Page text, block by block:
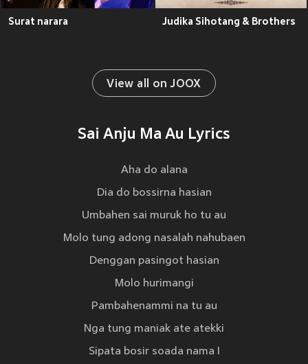
Surat narara Judika Sihotang & Brothers
View all on JOOX
Sai Anju Ma Au Lyrics
Aha do alana
Dia do bossirna hasian
Umbahen sai muruk ho tu au
Molo tung adong nasalah nahubaen
Denggan pasingot hasian
Molo hurimangi
Pambahenammi na tu au
Nga tung maniak ate atekki
Sipata bosir soada nama I